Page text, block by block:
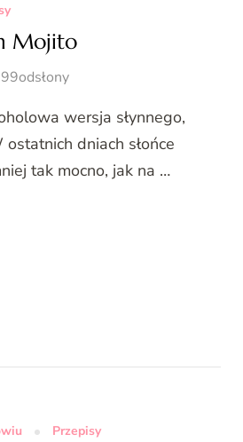
Mojito
wersja słynnego,
dniach słońce
tak mocno, jak na …
Przepisy